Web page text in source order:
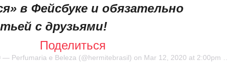
в Фейсбуке и обязательно
с друзьями!
Поделиться
— Perfumaria e Beleza (@hermitebrasil) on Mar 12, 2020 at 2:00pm PDT